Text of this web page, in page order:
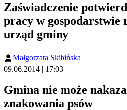
Zaświadczenie
pracy w gospodarstwie
urząd gminy
Małgorzata Skibińska
09.06.2014 | 17:03
Gmina nie może
znakowania psów